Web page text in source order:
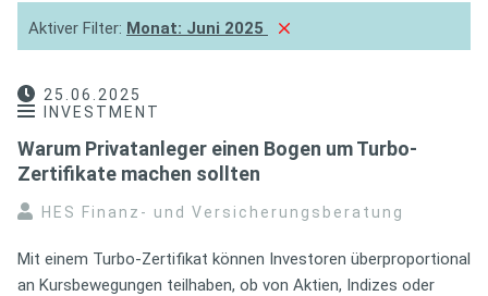
Aktiver Filter: Monat: Juni 2025
25.06.2025
INVESTMENT
Warum Privatanleger einen Bogen um Turbo-
Zertifikate machen sollten
HES Finanz- und Versicherungsberatung
Mit einem Turbo-Zertifikat können Investoren überproportional
an Kursbewegungen teilhaben, ob von Aktien, Indizes oder